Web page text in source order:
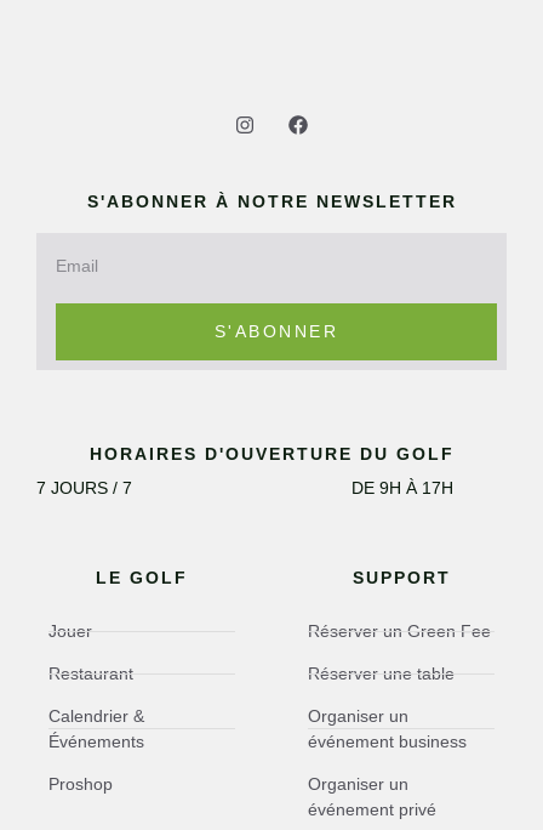
LE GOLF
Jouer
Restaurant
Calendrier &
Événements
Proshop
SUPPORT
Réserver un Green Fee
Réserver une table
Organiser un
événement business
Organiser un
événement privé
S'ABONNER À NOTRE NEWSLETTER
S'ABONNER
HORAIRES D'OUVERTURE DU GOLF
7 JOURS / 7
DE 9H À 17H